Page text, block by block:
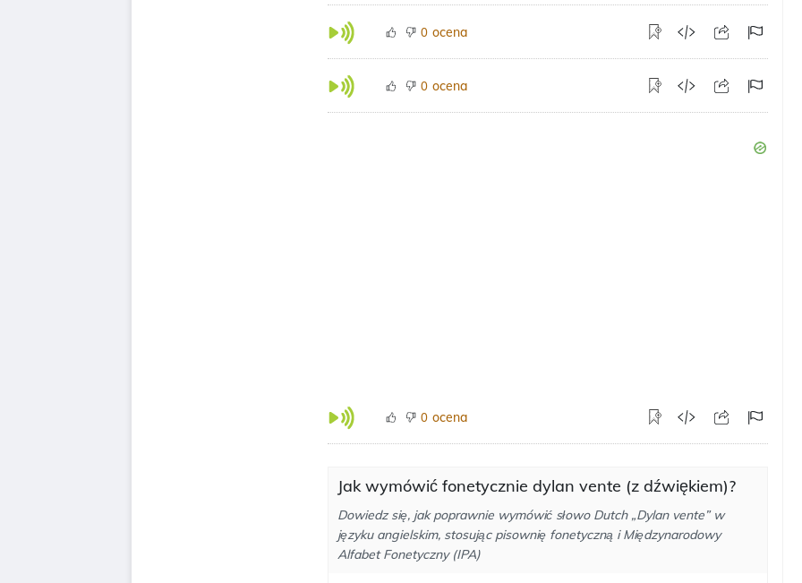
0 ocena
0 ocena
0 ocena
Jak wymówić fonetycznie dylan vente (z dźwiękiem)?
Dowiedz się, jak poprawnie wymówić słowo Dutch „Dylan vente” w
języku angielskim, stosując pisownię fonetyczną i Międzynarodowy
Alfabet Fonetyczny (IPA)